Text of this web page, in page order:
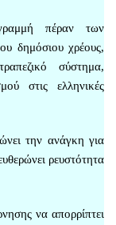
πέραν των
δημόσιου χρέους,
σύστημα,
στις ελληνικές
την ανάγκη για
ρευστότητα
να απορρίπτει